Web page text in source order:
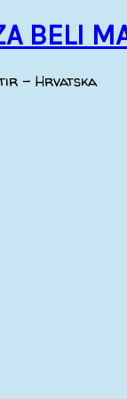
BELI
- Hrvatska